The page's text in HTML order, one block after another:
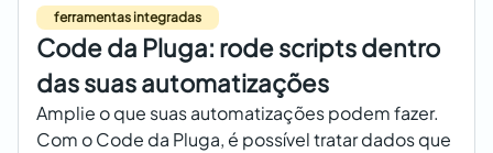
ferramentas integradas
Code da Pluga: rode scripts dentro
das suas automatizações
Amplie o que suas automatizações podem fazer.
Com o Code da Pluga, é possível tratar dados que